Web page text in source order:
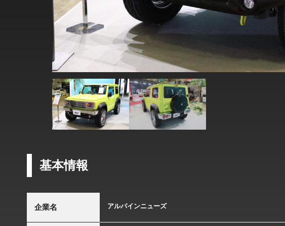
基本情報
企業名 アルパインニューズ